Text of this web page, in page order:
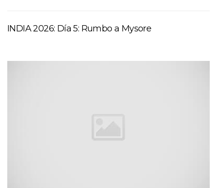
INDIA 2026: Día 5: Rumbo a Mysore